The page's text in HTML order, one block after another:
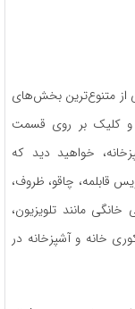
از متنوع‌ترین بخش‌های
و کلیک بر روی قسمت
خواهید دید که
قابلمه، چاقو، ظروف،
مانند تلویزیون،
خانه و آشپزخانه در